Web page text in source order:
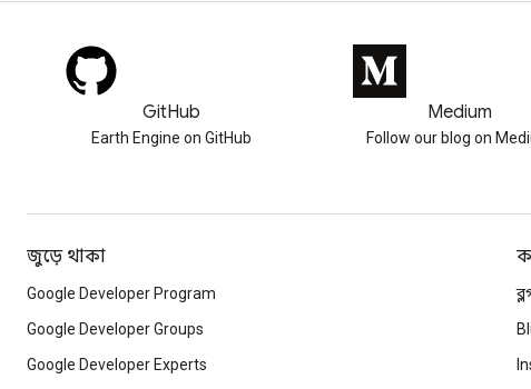
GitHub
Earth Engine on GitHub
Medium
Follow our blog on
জুড়ে থাকা
Google Developer Program
Google Developer Groups
Google Developer Experts